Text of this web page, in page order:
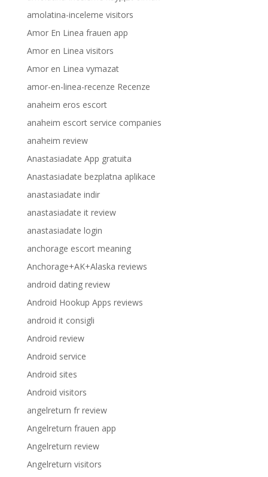
amolatina-inceleme visitors
Amor En Linea frauen app
Amor en Linea visitors
Amor en Linea vymazat
amor-en-linea-recenze Recenze
anaheim eros escort
anaheim escort service companies
anaheim review
Anastasiadate App gratuita
Anastasiadate bezplatna aplikace
anastasiadate indir
anastasiadate it review
anastasiadate login
anchorage escort meaning
Anchorage+AK+Alaska reviews
android dating review
Android Hookup Apps reviews
android it consigli
Android review
Android service
Android sites
Android visitors
angelreturn fr review
Angelreturn frauen app
Angelreturn review
Angelreturn visitors